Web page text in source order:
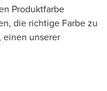
Produktfarbe
die richtige Farbe zu
einen unserer